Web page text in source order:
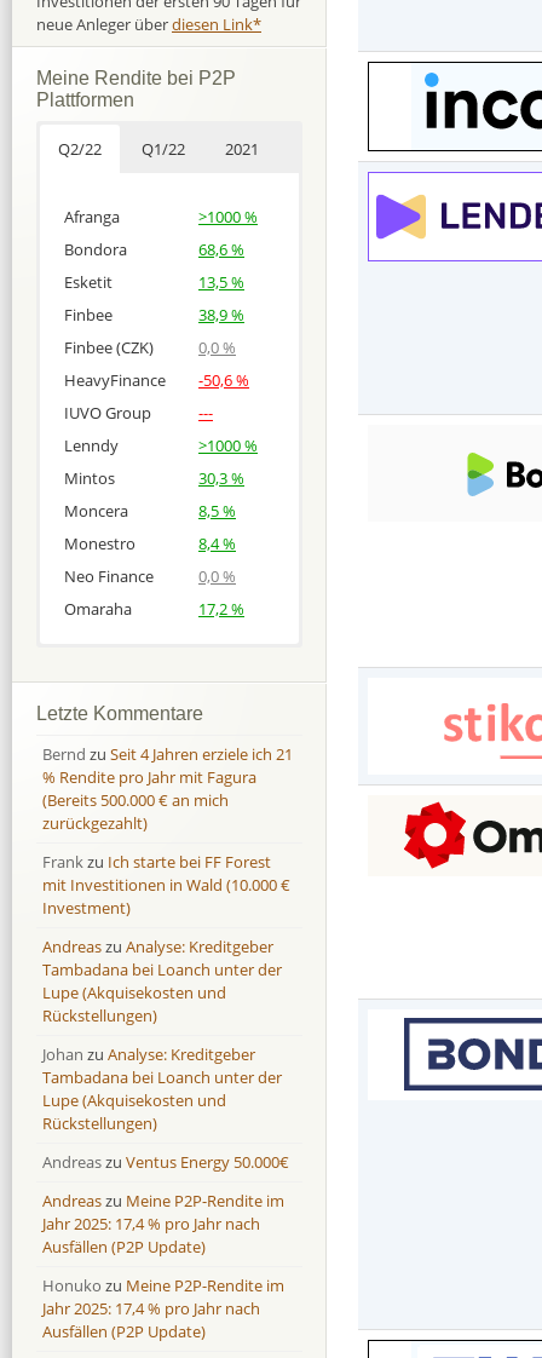
neue Anleger überdiesen Link*
Meine Rendite bei P2P
Plattformen
Q2/22 Q1/22 2021
Afranga
>1000 %
Bondora
68,6 %
Esketit
13,5 %
Finbee
38,9 %
Finbee (CZK)
0,0 %
HeavyFinance
-50,6 %
IUVO Group
---
Lenndy
>1000 %
Mintos
30,3 %
Moncera
8,5 %
Monestro
8,4 %
Neo Finance
0,0 %
Omaraha
17,2 %
Bondora
Finbee
43,2%
Finbee (CZK)
0,0 %
HeavyFinance
IUVO Group
-32,2 %
Lenndy
-314,6 %
Moncera
8,0 %
Monestro
9,1 %
Neo Finance
Omaraha
16,4 %
Bondora
Finbee
35,2%
Finbee (CZK)
0,0 %
HeavyFinance
IUVO Group
-55,0 %
Lenndy
146,5 %
Moncera
11,1 %
Monestro
>1000%
Neo Finance
Omaraha
18,0 %
Letzte Kommentare
Bernd zu Seit 4 Jahren erziele ich 21
% Rendite pro Jahr mit Fagura
(Bereits 500.000 € an mich
zurückgezahlt)
Frankzu Ich starte bei FF Forest
mit Investitionen in Wald (10.000 €
Investment)
Andreaszu Analyse: Kreditgeber
Tambadana bei Loanch unter der
Lupe (Akquisekosten und
Rückstellungen)
Johan zu Analyse: Kreditgeber
Tambadana bei Loanch unter der
Lupe (Akquisekosten und
Rückstellungen)
Andreaszu Ventus Energy 50.000€
Andreaszu Meine P2P-Rendite im
Jahr 2025: 17,4 % pro Jahr nach
Ausfällen (P2P Update)
Honuko zu Meine P2P-Rendite im
Jahr 2025: 17,4 % pro Jahr nach
Ausfällen (P2P Update)